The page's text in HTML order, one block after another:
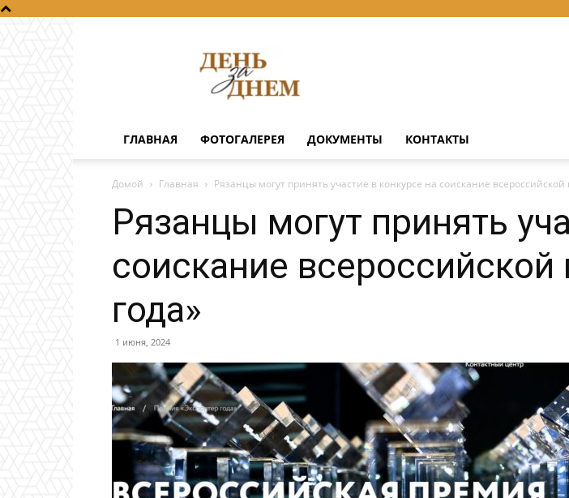
за
днем
ГЛАВНАЯ ФОТОГАЛЕРЕЯ ДОКУМЕНТЫ КОНТАКТЫ
Домой Главная Рязанцы могут принять участие в конкурсе на соискание
Рязанцы могут принять
соискание
года»
1 июня, 2024